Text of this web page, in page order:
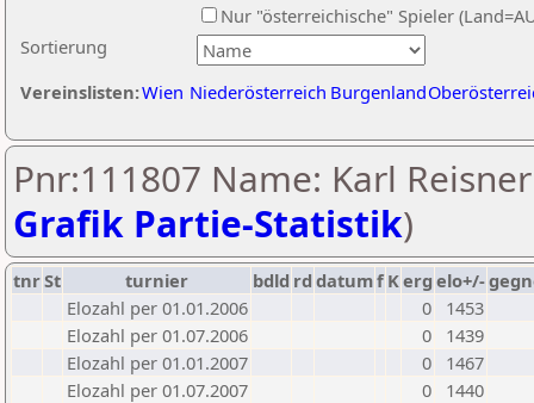
Sortierung
Nur "österreichische" Spieler
Vereinslisten:Wien Niederösterreich Burgenland
Pnr:111807 Name: Karl
Grafik Partie-Statistik)
tnrSt turnier bdld rd datumf Kerg elo+/-
Elozahl per 01.01.2006
0
1453
Elozahl per 01.07.2006
0
1439
Elozahl per 01.01.2007
0
1467
Elozahl per 01.07.2007
0
1440